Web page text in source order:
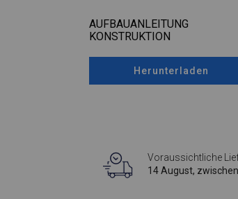
AUFBAUANLEITUNG
KONSTRUKTION
Herunterladen
Voraussichtliche
14 August,